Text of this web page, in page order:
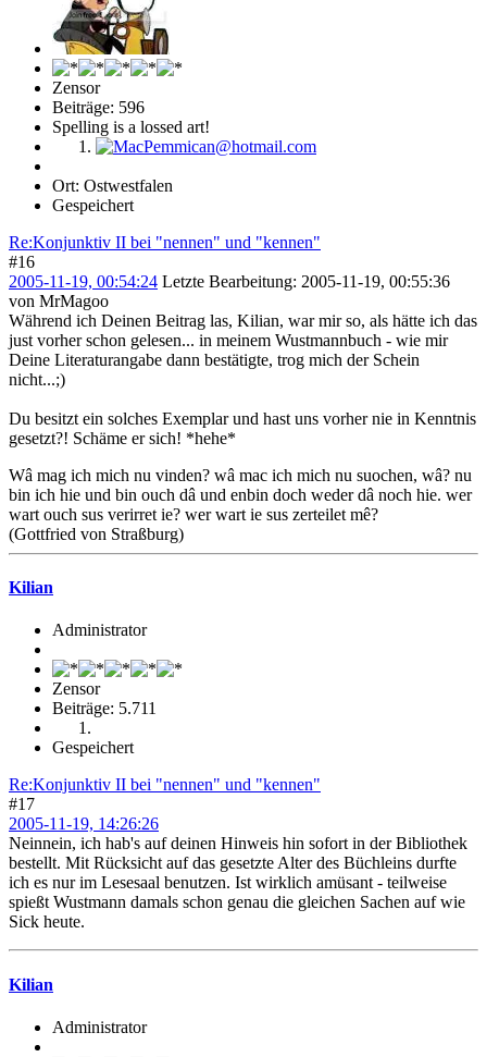
Zensor
Beiträge: 596
Spelling is a lossed art!
Ort: Ostwestfalen
Gespeichert
Re:Konjunktiv II bei "nennen" und "kennen"
#16
2005-11-19, 00:54:24 Letzte Bearbeitung: 2005-11-19, 00:55:36
von MrMagoo
Während ich Deinen Beitrag las, Kilian, war mir so, als hätte ich das
just vorher schon gelesen... in meinem Wustmannbuch - wie mir
Deine Literaturangabe dann bestätigte, trog mich der Schein
nicht...;)
Du besitzt ein solches Exemplar und hast uns vorher nie in Kenntnis
gesetzt?! Schäme er sich! *hehe*
Wâ mag ich mich nu vinden? wâ mac ich mich nu suochen, wâ? nu
bin ich hie und bin ouch dâ und enbin doch weder dâ noch hie. wer
wart ouch sus verirret ie? wer wart ie sus zerteilet mê?
(Gottfried von Straßburg)
Kilian
Administrator
Zensor
Beiträge: 5.711
Gespeichert
Re:Konjunktiv II bei "nennen" und "kennen"
#17
2005-11-19, 14:26:26
Neinnein, ich hab's auf deinen Hinweis hin sofort in der Bibliothek
bestellt. Mit Rücksicht auf das gesetzte Alter des Büchleins durfte
ich es nur im Lesesaal benutzen. Ist wirklich amüsant - teilweise
spießt Wustmann damals schon genau die gleichen Sachen auf wie
Sick heute.
Kilian
Administrator